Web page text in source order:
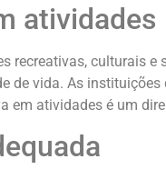
atividades
recreativas, culturais e
de vida. As
em atividades é um